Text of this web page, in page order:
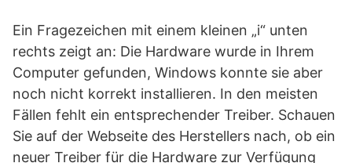
Ein Fragezeichen mit einem kleinen „i“ unten
rechts zeigt an: Die Hardware wurde in Ihrem
Computer gefunden, Windows konnte sie aber
noch nicht korrekt installieren. In den meisten
Fällen fehlt ein entsprechender Treiber. Schauen
Sie auf der Webseite des Herstellers nach, ob ein
neuer Treiber für die Hardware zur Verfügung